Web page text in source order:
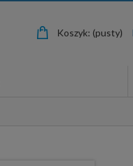
Koszyk: (pusty)